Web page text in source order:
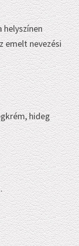
helyszínen
emelt nevezési
hideg